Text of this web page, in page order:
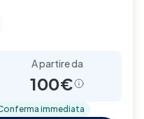
A partire da
100€
immediata